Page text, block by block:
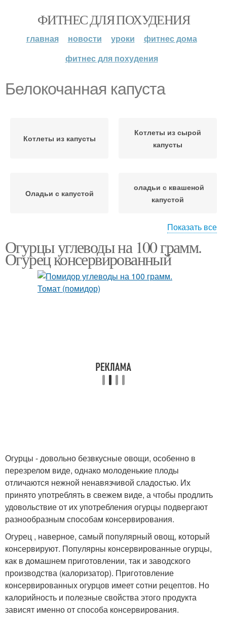
ФИТНЕС ДЛЯ ПОХУДЕНИЯ
главная новости уроки
фитнес дома
фитнес для похудения
Белокочанная капуста
Котлеты из капусты
Котлеты из сырой
капусты
Оладьи с капустой
оладьи с квашеной
капустой
Капуста на кефире Оладьи из капусты
Показать все
Огурцы углеводы на 100 грамм.
Огурец консервированный
Огурцы - довольно безвкусные овощи, особенно в
перезрелом виде, однако молоденькие плоды
отличаются нежной ненавязчивой сладостью. Их
принято употреблять в свежем виде, а чтобы продлить
удовольствие от их употребления огурцы подвергают
разнообразным способам консервирования.
Огурец , наверное, самый популярный овощ, который
консервируют. Популярны консервированные огурцы,
как в домашнем приготовлении, так и заводского
производства (калоризатор). Приготовление
консервированных огурцов имеет сотни рецептов. Но
калорийность и полезные свойства этого продукта
зависят именно от способа консервирования.